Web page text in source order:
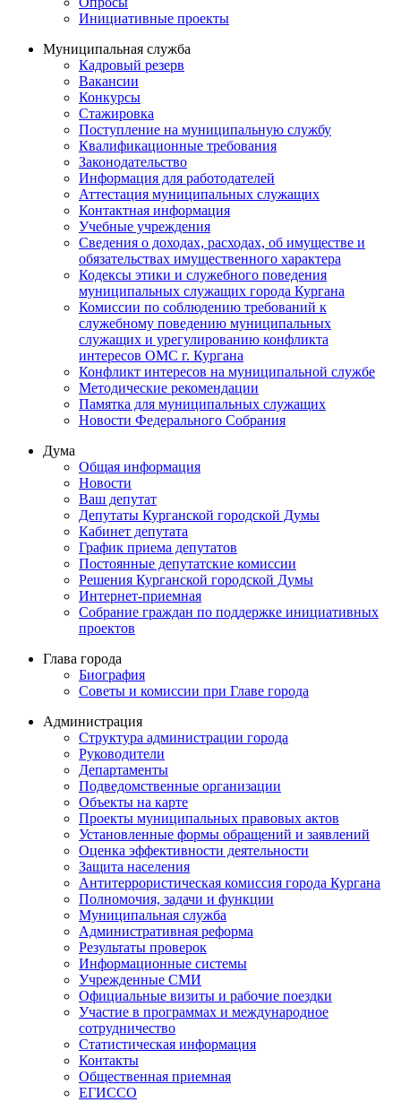
Инициативные проекты
Муниципальная служба
Кадровый резерв
Вакансии
Конкурсы
Стажировка
Поступление на муниципальную службу
Квалификационные требования
Законодательство
Информация для работодателей
Аттестация муниципальных служащих
Контактная информация
Учебные учреждения
Сведения о доходах, расходах, об имуществе и
обязательствах имущественного характера
Кодексы этики и служебного поведения
муниципальных служащих города Кургана
Комиссии по соблюдению требований к
служебному поведению муниципальных
служащих и урегулированию конфликта
интересов ОМС г. Кургана
Конфликт интересов на муниципальной службе
Методические рекомендации
Памятка для муниципальных служащих
Новости Федерального Cобрания
Дума
Общая информация
Новости
Ваш депутат
Депутаты Курганской городской Думы
Кабинет депутата
График приема депутатов
Постоянные депутатские комиссии
Решения Курганской городской Думы
Интернет-приемная
Собрание граждан по поддержке инициативных
проектов
Глава города
Биография
Советы и комиссии при Главе города
Администрация
Структура администрации города
Руководители
Департаменты
Подведомственные организации
Объекты на карте
Проекты муниципальных правовых актов
Установленные формы обращений и заявлений
Оценка эффективности деятельности
Защита населения
Антитеррористическая комиссия города Кургана
Полномочия, задачи и функции
Муниципальная служба
Административная реформа
Результаты проверок
Информационные системы
Учрежденные СМИ
Официальные визиты и рабочие поездки
Участие в программах и международное
сотрудничество
Статистическая информация
Контакты
Общественная приемная
ЕГИССО